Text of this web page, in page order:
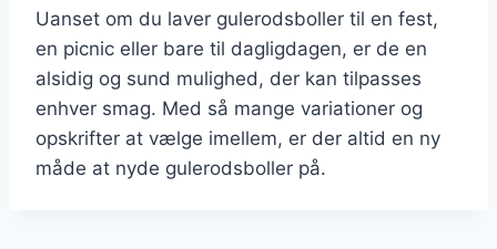
Uanset om du laver gulerodsboller til en fest,
en picnic eller bare til dagligdagen, er de en
alsidig og sund mulighed, der kan tilpasses
enhver smag. Med så mange variationer og
opskrifter at vælge imellem, er der altid en ny
måde at nyde gulerodsboller på.